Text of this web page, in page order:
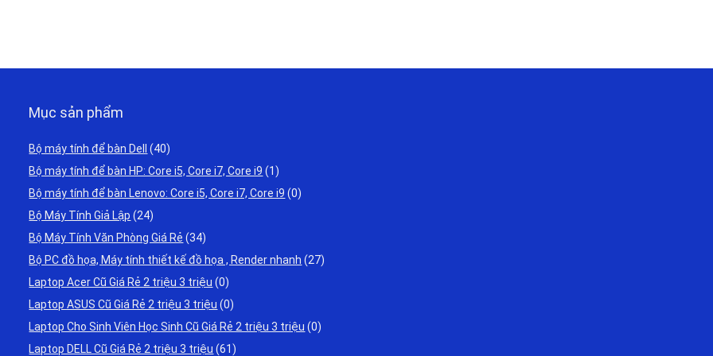
Mục sản phẩm
Bộ máy tính để bàn Dell
(40)
Bộ máy tính để bàn HP: Core i5, Core i7, Core i9 (1)
Bộ máy tính để bàn Lenovo: Core i5, Core i7, Core i9 (0)
Bộ Máy Tính Giả Lập (24)
Bộ Máy Tính Văn Phòng Giá Rẻ (34)
Bộ PC đồ họa, Máy tính thiết kế đồ họa , Render nhanh (27)
Laptop Acer Cũ Giá Rẻ 2 triệu 3 triệu (0)
Laptop ASUS Cũ Giá Rẻ 2 triệu 3 triệu (0)
Laptop Cho Sinh Viên Học Sinh Cũ Giá Rẻ 2 triệu 3 triệu (0)
Laptop DELL Cũ Giá Rẻ 2 triệu 3 triệu (61)